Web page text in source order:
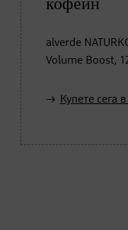
кофеин
alverde
Volume Boost,
Купете сега